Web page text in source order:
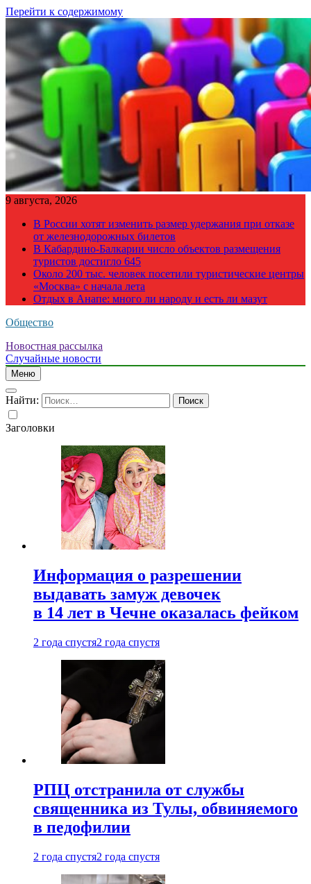
Перейти к содержимому
9 августа, 2026
В России хотят изменить размер удержания при отказе
от железнодорожных билетов
В Кабардино-Балкарии число объектов размещения
туристов достигло 645
Около 200 тыс. человек посетили туристические центры
«Москва» с начала лета
Отдых в Анапе: много ли народу и есть ли мазут
Общество
Новостная рассылка
Случайные новости
Меню
Найти:
Заголовки
Информация о разрешении
выдавать замуж девочек
в 14 лет в Чечне оказалась фейком
2 года спустя2 года спустя
РПЦ отстранила от службы
священника из Тулы, обвиняемого
в педофилии
2 года спустя2 года спустя